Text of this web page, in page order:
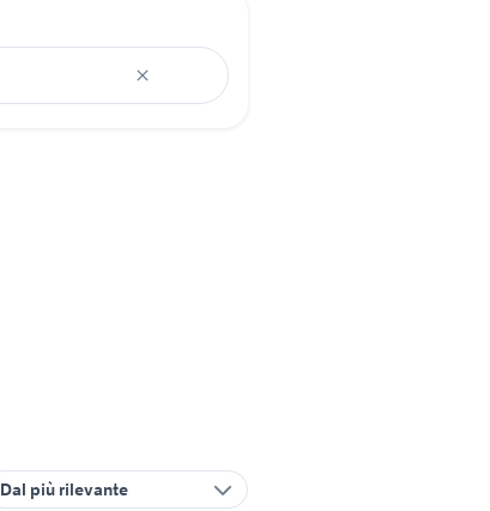
Dal più rilevante